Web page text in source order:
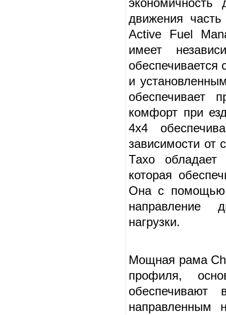
экономичность
движения часть
Active Fuel
имеет
и
обеспечивает
комфорт при
4x4
зависимости от
Тахо обладает
которая
Она с помощью
направление
нагрузки.
Мощная рама
профиля,
обеспечивают
направленным